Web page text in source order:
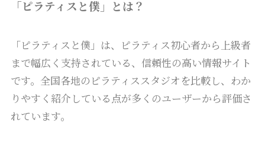
「ピラティスと僕」とは？
「ピラティスと僕」は、ピラティス初心者から上級者
まで幅広く支持されている、信頼性の高い情報サイト
です。全国各地のピラティススタジオを比較し、わか
りやすく紹介している点が多くのユーザーから評価さ
れています。